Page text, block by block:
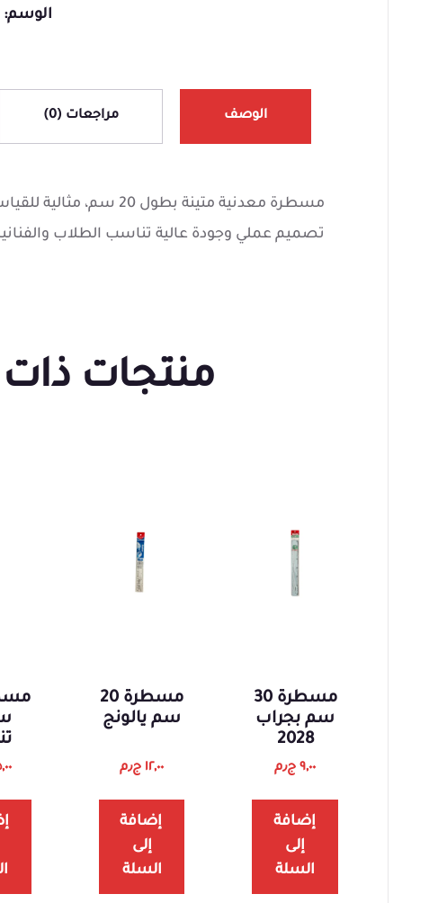
الوسم:
الوصف مراجعات (0)
مسطرة معدنية متينة بطول
تصميم عملي وجودة عالية تناسب الطلاب
منتجات
مسطرة 30
سم بجراب
2028
٩,٠٠ ج٫م
إضافة
إلى
السلة
مسطرة 20
سم يالونج
١٢,٠٠ ج٫م
إضافة
إلى
السلة